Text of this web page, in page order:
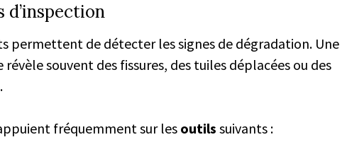
permettent de détecter les signes de dégradation. Une
souvent des fissures, des tuiles déplacées ou des
fréquemment sur les outils suivants :